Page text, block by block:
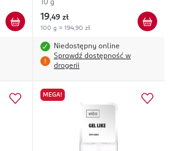
10 g
19,49 zł
100 g = 194,90 zł
Niedostępny online
Sprawdź dostępność w
drogerii
MEGA!